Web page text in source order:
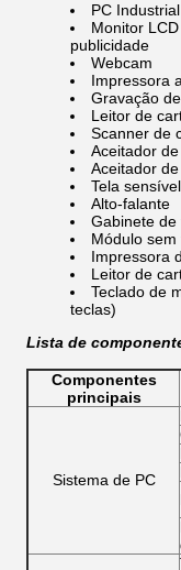
PC Industrial
Monitor
publicidade
Webcam
Impressora
Gravação
Leitor de
Scanner de
Aceitador
Aceitador
Tela
Alto-falante
Gabinete
Módulo sem
Impressora
Leitor de
Teclado de
teclas)
Lista de
Componentes
principais
Sistema de PC